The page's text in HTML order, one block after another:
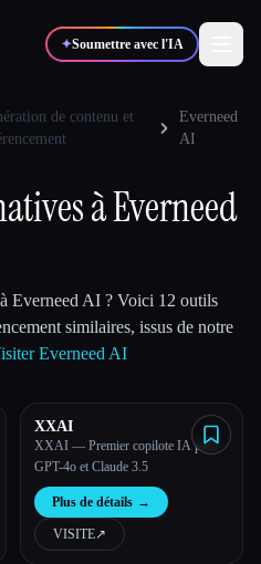
✦Soumettre avec l'IA
🎬
de contenu et
Everneed
AI
à Everneed
Everneed AI ? Voici 12 outils
similaires, issus de notre
Everneed AI
XXAI
XXAI — Premier copilote IA pour
GPT-4o et Claude 3.5
Plus de détails →
VISITE↗︎